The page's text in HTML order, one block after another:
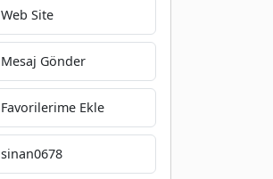
Web Site
Mesaj Gönder
Favorilerime Ekle
sinan0678